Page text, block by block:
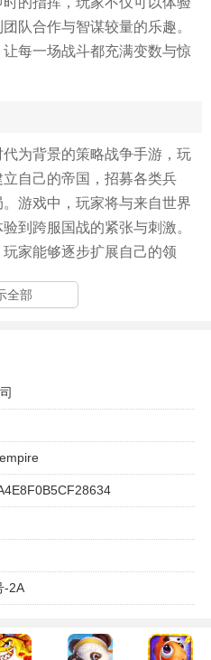
队合作与智谋较量的乐趣。
每一场战斗都充满变数与惊
为背景的策略战争手游，玩
自己的帝国，招募各类兵
游戏中，玩家将与来自世界
到跨服国战的紧张与刺激。
家能够逐步扩展自己的领
战，玩家可以与全球的对手
时随地进行实力比拼，展现
励。
玩家需要识别兄弟与间谍，利
得游戏更具趣味性。
玩家组队，体验团队合作的乐
更加丰富，玩家可以根据对手
全部
-2A